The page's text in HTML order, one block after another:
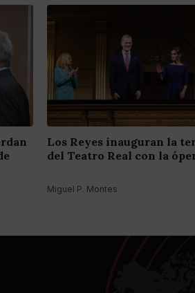
Los Reyes inauguran la
del Teatro Real con la
Miguel P. Montes